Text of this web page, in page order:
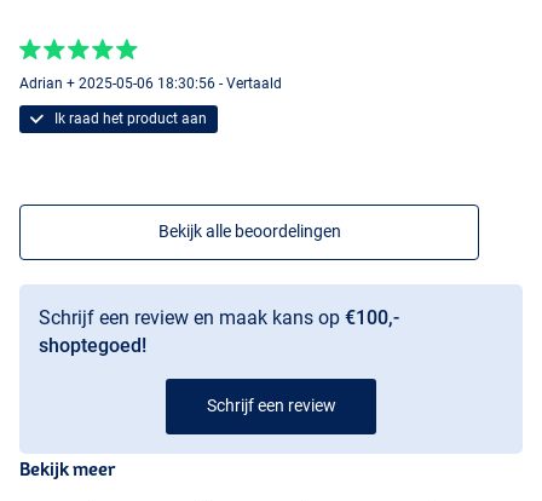
Adrian + 2025-05-06 18:30:56 - Vertaald
Ik raad het product aan
Bekijk alle beoordelingen
Schrijf een review en maak kans op €100,-
shoptegoed!
Schrijf een review
Bekijk meer